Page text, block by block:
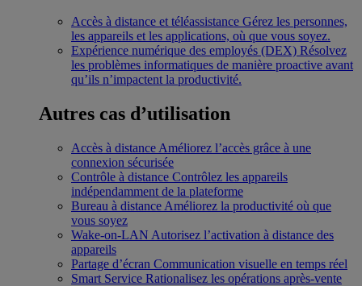
Accès à distance et téléassistance Gérez les personnes,
les appareils et les applications, où que vous soyez.
Expérience numérique des employés (DEX) Résolvez
les problèmes informatiques de manière proactive avant
qu’ils n’impactent la productivité.
Autres cas d’utilisation
Accès à distance Améliorez l’accès grâce à une
connexion sécurisée
Contrôle à distance Contrôlez les appareils
indépendamment de la plateforme
Bureau à distance Améliorez la productivité où que
vous soyez
Wake-on-LAN Autorisez l’activation à distance des
appareils
Partage d’écran Communication visuelle en temps réel
Smart Service Rationalisez les opérations après-vente